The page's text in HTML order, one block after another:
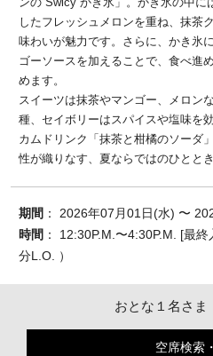
したフレッシュメロンを重ね、抹茶
味わいが魅力です。さらに、かき氷
ゴーソースを加えることで、食べ進
めます。
スイーツは抹茶やマンゴー、メロン
種、セイボリーはスパイスや塩味を
カムドリンク「抹茶と柑橘のソーダ
性が織りなす、夏ならではのひとと
期間： 2026年07月01日(水) 〜
時間： 12:30P.M.〜4:30P.M. [最
分L.O. ）
おとな１名さま
空席検索